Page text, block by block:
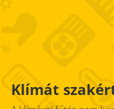
Klímát